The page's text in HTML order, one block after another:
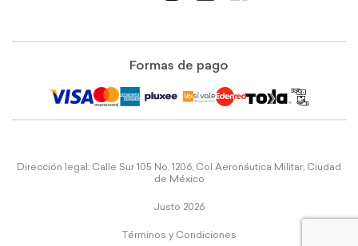
Formas de pago
Dirección legal: Calle Sur 105 No. 1206, Col Aeronáutica Militar, Ciudad
de México
Justo 2026
Términos y Condiciones